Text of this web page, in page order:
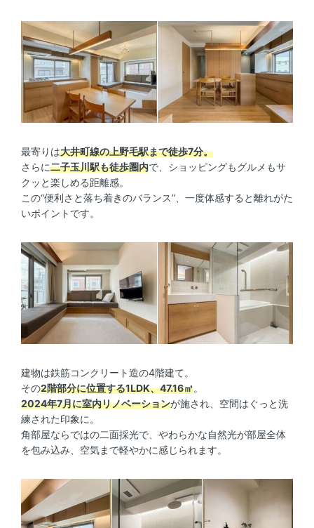
最寄りは大井町線の上野毛駅まで徒歩7分。
さらに二子玉川駅も徒歩圏内で、ショッピングもグルメもサ
クッと楽しめる距離感。
この“便利さと落ち着きのバランス”、一度体感すると離れがた
いポイントです。
建物は鉄筋コンクリート造の4階建て。
その2階部分に位置する1LDK、47.16㎡。
2024年7月に室内リノベーションが施され、空間はぐっと洗
練された印象に。
角部屋ならではの二面採光で、やわらかな自然光が部屋全体
を包み込み、空気まで軽やかに感じられます。